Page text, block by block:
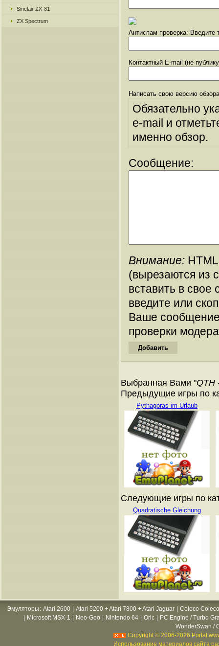
Sinclair ZX-81
ZX Spectrum
Антиспам проверка: Введите
Контактный E-mail (не
Написать свою версию
Обязательно
e-mail и
именно обзор.
Сообщение:
Внимание:
(вырезаются из
вставить в
введите или
Ваше
проверки
Выбранная Вами "QTH
Предыдущие игры по
Pythagoras im Urlaub
Следующие игры по
Quadratische Gleichung
Эмуляторы : Atari 2600 Atari 5200 + Atari 7800 + Atari Jaguar
Coleco
Microsoft MSX-1 Neo-Geo Nintendo 64 Oric
PC Engine / Turbo
WonderSwan /
Copyright © 2006-2026 Portal
Использование материалов сайта